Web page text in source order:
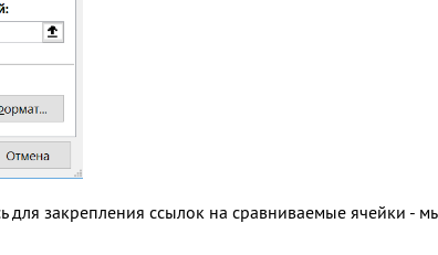
закрепления ссылок на сравниваемые ячейки -